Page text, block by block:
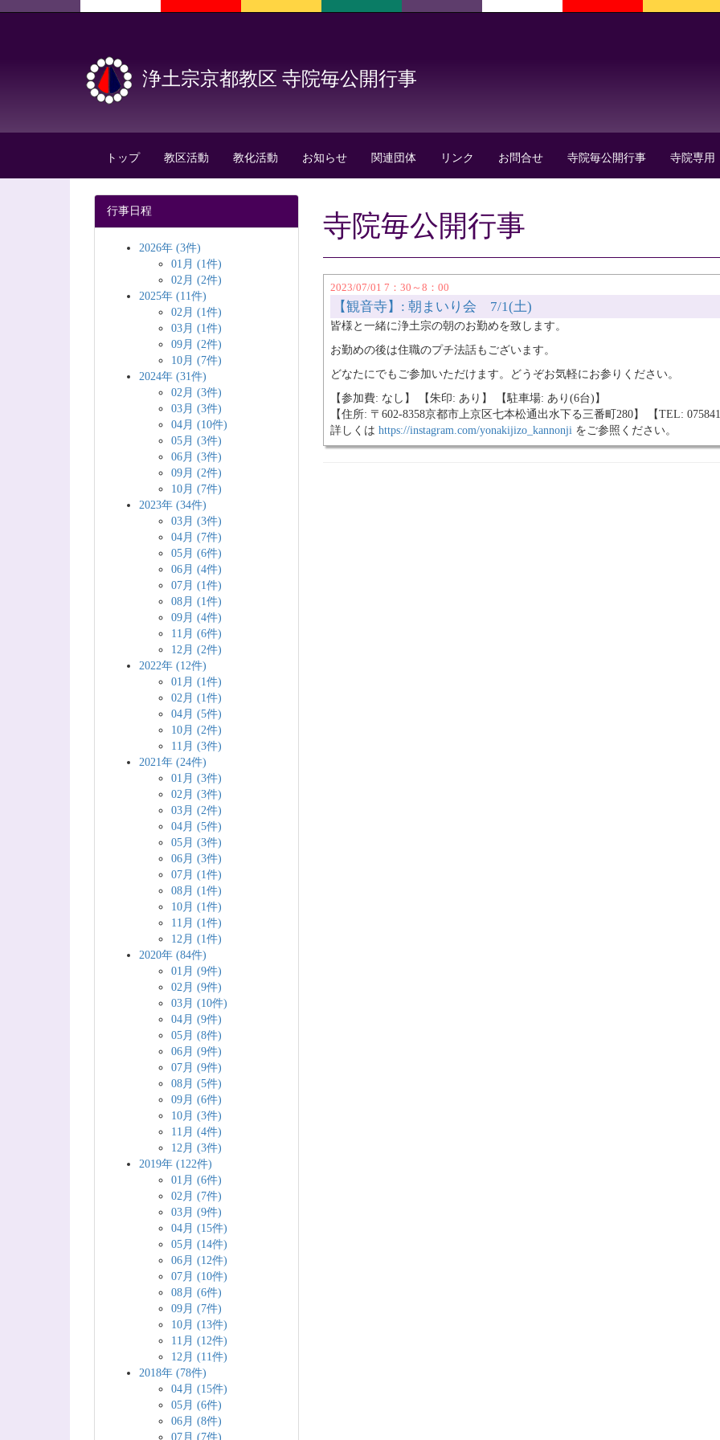
浄土宗京都教区 寺院毎公開行事
トップ 教区活動 教化活動 お知らせ 関連団体 リンク お問合せ 寺院毎公開行事 寺院専用
寺院毎公開行事
2023/07/01 7：30～8：00
【観音寺】: 朝まいり会 7/1(土)
皆様と一緒に浄土宗の朝のお勤めを致します。
お勤めの後は住職のプチ法話もございます。
どなたにでもご参加いただけます。どうぞお気軽にお参りください。
【参加費: なし】 【朱印: あり】 【駐車場: あり(6台)】
【住所: 〒602-8358京都市上京区七本松通出水下る三番町280】 【TEL:
詳しくは https://instagram.com/yonakijizo_kannonji をご参照ください。
行事日程
2026年 (3件)
01月 (1件)
02月 (2件)
2025年 (11件)
02月 (1件)
03月 (1件)
09月 (2件)
10月 (7件)
2024年 (31件)
02月 (3件)
03月 (3件)
04月 (10件)
05月 (3件)
06月 (3件)
09月 (2件)
10月 (7件)
2023年 (34件)
03月 (3件)
04月 (7件)
05月 (6件)
06月 (4件)
07月 (1件)
08月 (1件)
09月 (4件)
11月 (6件)
12月 (2件)
2022年 (12件)
01月 (1件)
02月 (1件)
04月 (5件)
10月 (2件)
11月 (3件)
2021年 (24件)
01月 (3件)
02月 (3件)
03月 (2件)
04月 (5件)
05月 (3件)
06月 (3件)
07月 (1件)
08月 (1件)
10月 (1件)
11月 (1件)
12月 (1件)
2020年 (84件)
01月 (9件)
02月 (9件)
03月 (10件)
04月 (9件)
05月 (8件)
06月 (9件)
07月 (9件)
08月 (5件)
09月 (6件)
10月 (3件)
11月 (4件)
12月 (3件)
2019年 (122件)
01月 (6件)
02月 (7件)
03月 (9件)
04月 (15件)
05月 (14件)
06月 (12件)
07月 (10件)
08月 (6件)
09月 (7件)
10月 (13件)
11月 (12件)
12月 (11件)
2018年 (78件)
04月 (15件)
05月 (6件)
06月 (8件)
07月 (7件)